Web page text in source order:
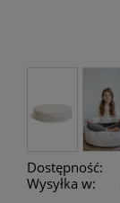
Dostępność:
Wysyłka w: